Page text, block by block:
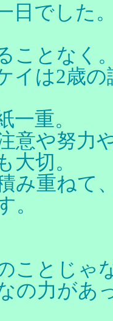
日でした
ことなく
イは2歳
一重。
意や努力
大切。
み重ねて
。
ことじゃ
の力があ